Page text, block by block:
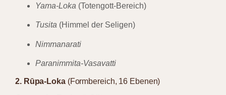
Yama-Loka (Totengott-Bereich)
Tusita (Himmel der Seligen)
Nimmanarati
Paranimmita-Vasavatti
2. Rūpa-Loka(Formbereich, 16 Ebenen)